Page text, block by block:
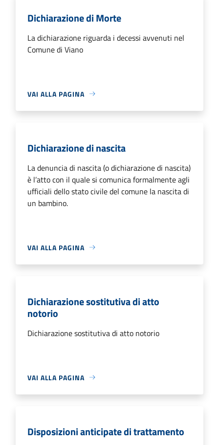
Dichiarazione di Morte
La dichiarazione riguarda i decessi avvenuti nel
Comune di Viano
VAI ALLA PAGINA
Dichiarazione di nascita
La denuncia di nascita (o dichiarazione di nascita)
è l’atto con il quale si comunica formalmente agli
ufficiali dello stato civile del comune la nascita di
un bambino.
VAI ALLA PAGINA
Dichiarazione sostitutiva di atto
notorio
Dichiarazione sostitutiva di atto notorio
VAI ALLA PAGINA
Disposizioni anticipate di trattamento